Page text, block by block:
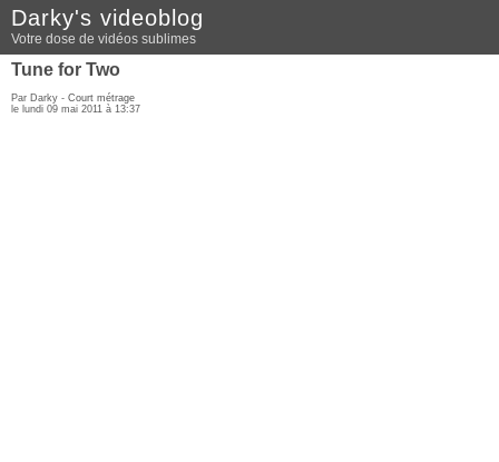
Darky's videoblog
Votre dose de vidéos sublimes
Tune for Two
Par Darky - Court métrage
le lundi 09 mai 2011 à 13:37